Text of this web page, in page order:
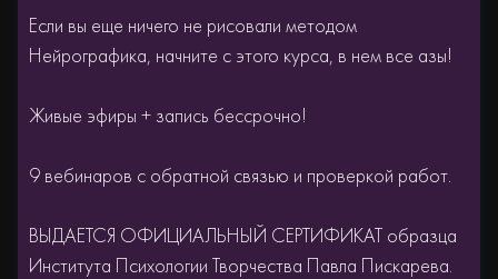
Если вы еще ничего не рисовали методом
Нейрографика, начните с этого курса, в нем все азы!
Живые эфиры + запись бессрочно!
9 вебинаров с обратной связью и проверкой работ.
ВЫДАЕТСЯ ОФИЦИАЛЬНЫЙ СЕРТИФИКАТ образца
Института Психологии Творчества Павла Пискарева.